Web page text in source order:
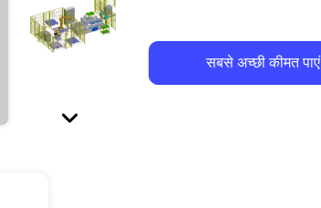
सबसे अच्छी कीमत पाएं